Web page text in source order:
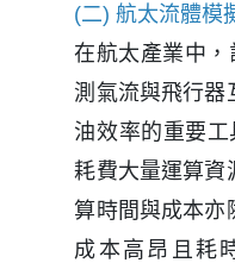
(二) 航太流體模
在航太產業中
測氣流與飛行器
油效率的重要
耗費大量運算資
算時間與成本亦
成本高昂且耗